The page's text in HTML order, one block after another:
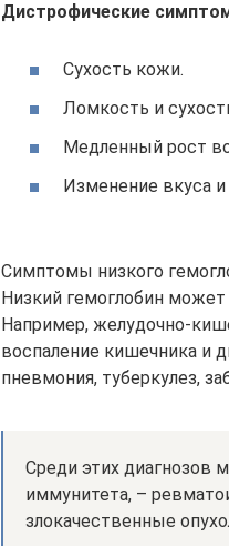
Дистрофические
Сухость кожи.
Ломкость и
Медленный рост
Изменение вкуса и
Симптомы низкого
Низкий гемоглобин
Например, желудочно-
воспаление кишечника и
пневмония, туберкулез,
Среди этих диагнозов
иммунитета, –
злокачественные